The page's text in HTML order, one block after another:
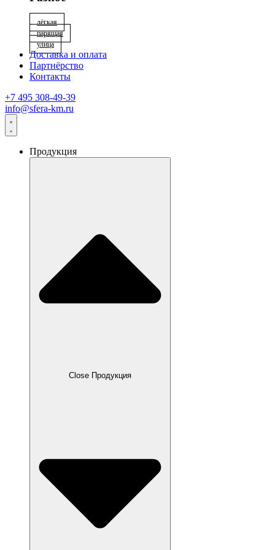
лёгкая
парящая
улица
Доставка и оплата
Партнёрство
Контакты
+7 495 308-49-39
info@sfera-km.ru
Продукция
Close Продукция